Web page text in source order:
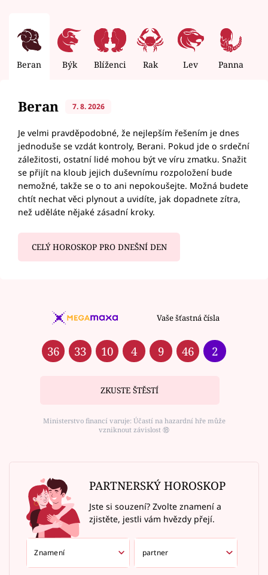
Beran Býk Blíženci Rak Lev Panna
Beran 7. 8. 2026
Je velmi pravděpodobné, že nejlepším řešením je dnes
jednoduše se vzdát kontroly, Berani. Pokud jde o srdeční
záležitosti, ostatní lidé mohou být ve víru zmatku. Snažit
se přijít na kloub jejich duševnímu rozpoložení bude
nemožné, takže se o to ani nepokoušejte. Možná budete
chtít nechat věci plynout a uvidíte, jak dopadnete zítra,
než uděláte nějaké zásadní kroky.
CELÝ HOROSKOP PRO DNEŠNÍ DEN
Vaše šťastná čísla
36 33 10 4 9 46 2
ZKUSTE ŠTĚSTÍ
Ministerstvo financí varuje: Účastí na hazardní hře může
vzniknout závislost ⑱
PARTNERSKÝ HOROSKOP
Jste si souzení? Zvolte znamení a
zjistěte, jestli vám hvězdy přejí.